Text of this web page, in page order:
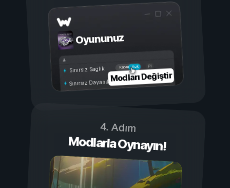
Oyununuz
Açık
Kapalı
Sınırsız Sağlık
Sınırsız DayanıklılıkModları Değiştir
4. Adım
Modlarla Oynayın!